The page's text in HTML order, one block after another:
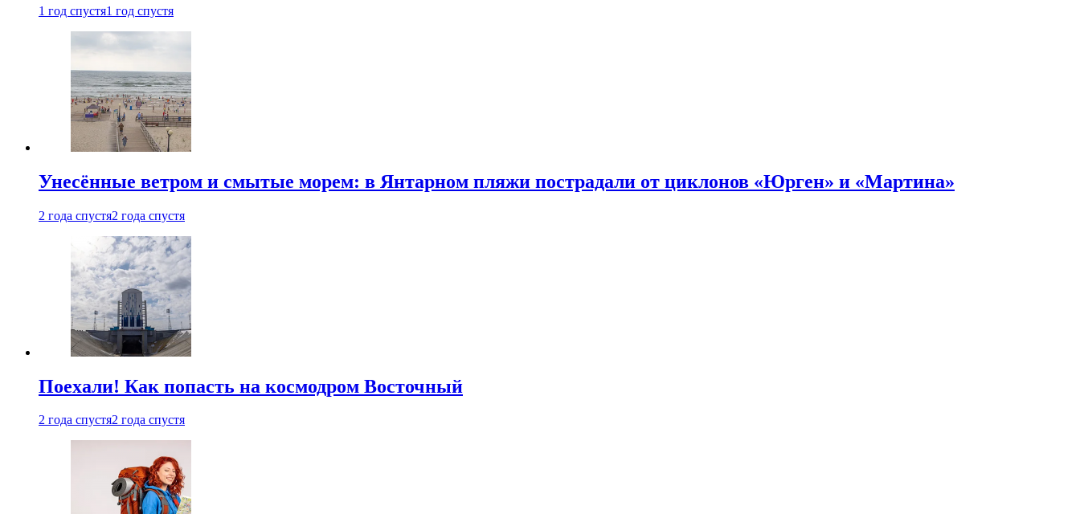
1 год спустя1 год спустя
Унесённые ветром и смытые морем: в Янтарном пляжи пострадали от циклонов «Юрген» и «Мартина»
2 года спустя2 года спустя
Поехали! Как попасть на космодром Восточный
2 года спустя2 года спустя